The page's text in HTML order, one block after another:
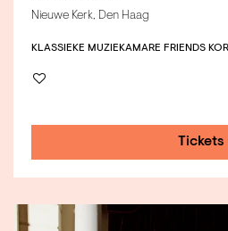
Nieuwe Kerk, Den Haag
KLASSIEKE MUZIEKAMARE FRIENDS
Tickets